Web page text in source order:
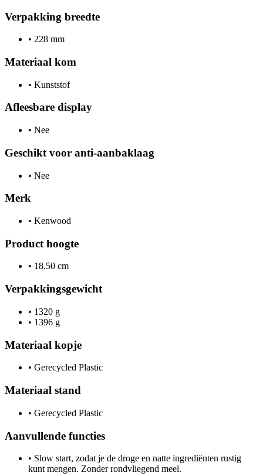
Verpakking breedte
• 228 mm
Materiaal kom
• Kunststof
Afleesbare display
• Nee
Geschikt voor anti-aanbaklaag
• Nee
Merk
• Kenwood
Product hoogte
• 18.50 cm
Verpakkingsgewicht
• 1320 g
• 1396 g
Materiaal kopje
• Gerecycled Plastic
Materiaal stand
• Gerecycled Plastic
Aanvullende functies
• Slow start, zodat je de droge en natte ingrediënten rustig
kunt mengen. Zonder rondvliegend meel.